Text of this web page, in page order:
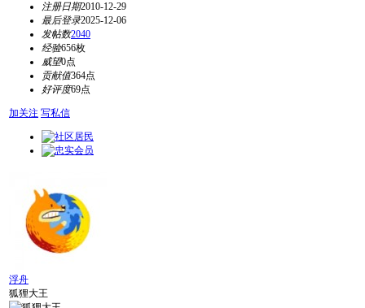
注册日期2010-12-29
最后登录2025-12-06
发帖数2040
经验656枚
威望0点
贡献值364点
好评度69点
加关注 写私信
浮舟
狐狸大王